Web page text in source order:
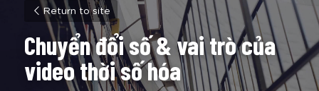
Return to site
Chuyển đổi số & vai trò của
video thời số hóa